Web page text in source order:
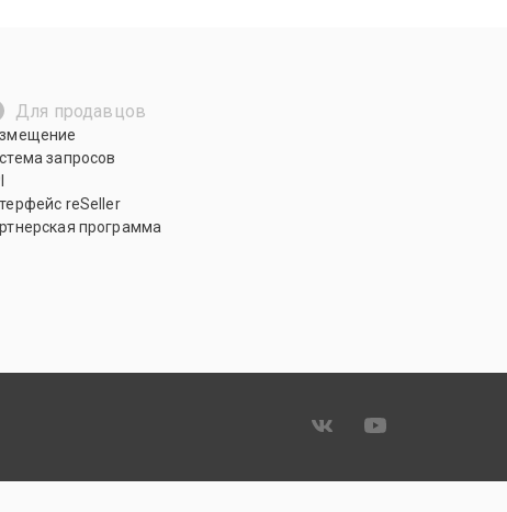
Для продавцов
запросов
reSeller
программа